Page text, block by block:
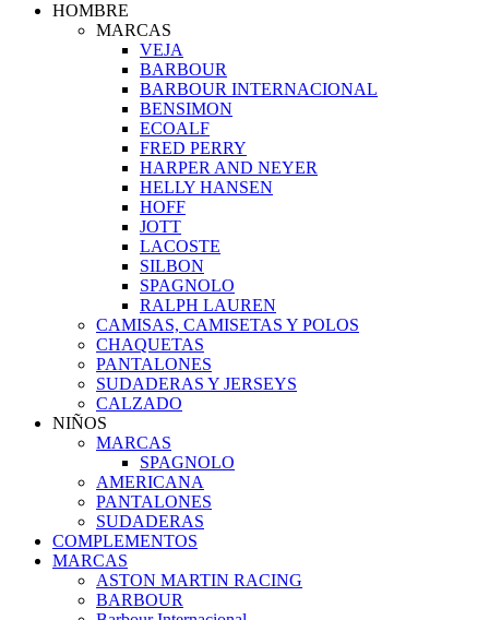
HOMBRE
MARCAS
VEJA
BARBOUR
BARBOUR INTERNACIONAL
BENSIMON
ECOALF
FRED PERRY
HARPER AND NEYER
HELLY HANSEN
HOFF
JOTT
LACOSTE
SILBON
SPAGNOLO
RALPH LAUREN
CAMISAS, CAMISETAS Y POLOS
CHAQUETAS
PANTALONES
SUDADERAS Y JERSEYS
CALZADO
NIÑOS
MARCAS
SPAGNOLO
AMERICANA
PANTALONES
SUDADERAS
COMPLEMENTOS
MARCAS
ASTON MARTIN RACING
BARBOUR